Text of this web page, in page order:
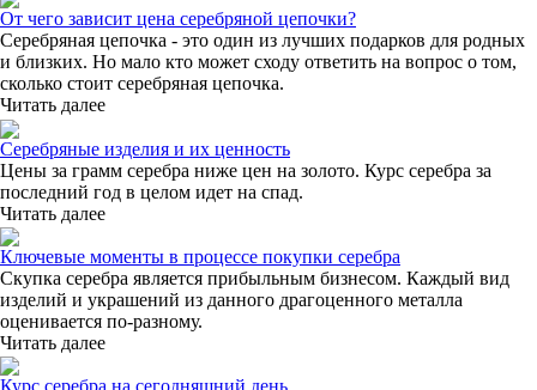
От чего зависит цена серебряной цепочки?
Серебряная цепочка - это один из лучших подарков для родных
и близких. Но мало кто может сходу ответить на вопрос о том,
сколько стоит серебряная цепочка.
Читать далее
Серебряные изделия и их ценность
Цены за грамм серебра ниже цен на золото. Курс серебра за
последний год в целом идет на спад.
Читать далее
Ключевые моменты в процессе покупки серебра
Скупка серебра является прибыльным бизнесом. Каждый вид
изделий и украшений из данного драгоценного металла
оценивается по-разному.
Читать далее